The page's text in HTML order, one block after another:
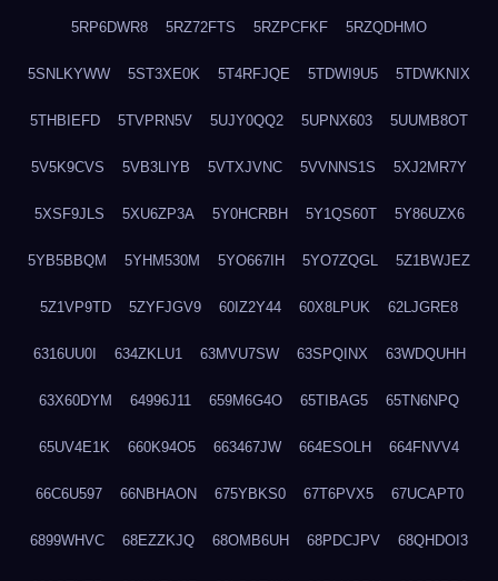
5RP6DWR8 5RZ72FTS 5RZPCFKF 5RZQDHMO
5SNLKYWW 5ST3XE0K 5T4RFJQE 5TDWI9U5 5TDWKNIX
5THBIEFD 5TVPRN5V 5UJY0QQ2 5UPNX603 5UUMB8OT
5V5K9CVS 5VB3LIYB 5VTXJVNC 5VVNNS1S 5XJ2MR7Y
5XSF9JLS 5XU6ZP3A 5Y0HCRBH 5Y1QS60T 5Y86UZX6
5YB5BBQM 5YHM530M 5YO667IH 5YO7ZQGL 5Z1BWJEZ
5Z1VP9TD 5ZYFJGV9 60IZ2Y44 60X8LPUK 62LJGRE8
6316UU0I 634ZKLU1 63MVU7SW 63SPQINX 63WDQUHH
63X60DYM 64996J11 659M6G4O 65TIBAG5 65TN6NPQ
65UV4E1K 660K94O5 663467JW 664ESOLH 664FNVV4
66C6U597 66NBHAON 675YBKS0 67T6PVX5 67UCAPT0
6899WHVC 68EZZKJQ 68OMB6UH 68PDCJPV 68QHDOI3